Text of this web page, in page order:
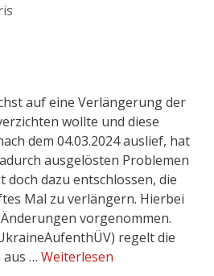
auf eine Verlängerung der
wollte und diese
dem 04.03.2024 auslief, hat
ausgelösten Problemen
doch dazu entschlossen, die
Mal zu verlängern. Hierbei
vorgenommen.
regelt die
aus … Weiterlesen